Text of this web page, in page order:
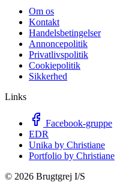
Om os
Kontakt
Handelsbetingelser
Annoncepolitik
Privatlivspolitik
Cookiepolitik
Sikkerhed
Links
Facebook-gruppe
EDR
Unika by Christiane
Portfolio by Christiane
© 2026 Brugtgrej I/S